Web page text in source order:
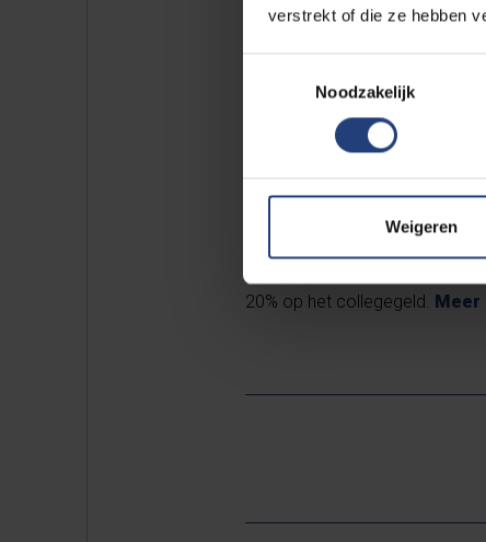
verstrekt of die ze hebben
Noodzakelijk
Weigeren
De editie van 2026 richt zich
handel, ontwikkeling,
verkennen studenten hoe de
instellingen, het EU-recht en
20% op het collegegeld. Meer